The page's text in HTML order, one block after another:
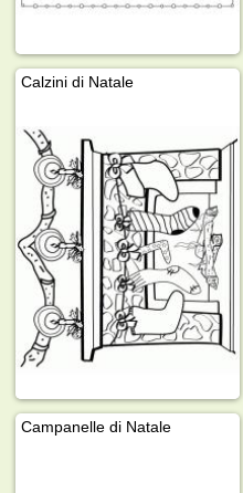
Calzini di Natale
Campanelle di Natale